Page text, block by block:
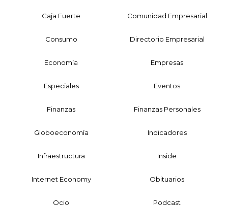
Caja Fuerte Comunidad Empresarial
Consumo Directorio Empresarial
Economía Empresas
Especiales Eventos
Finanzas Finanzas Personales
Globoeconomía Indicadores
Infraestructura Inside
Internet Economy Obituarios
Ocio Podcast